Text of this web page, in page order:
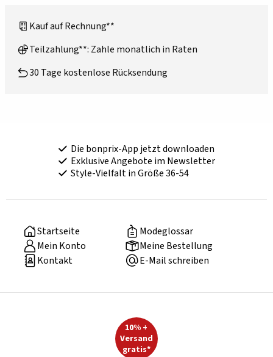
Kauf auf Rechnung**
Teilzahlung**: Zahle monatlich in Raten
30 Tage kostenlose Rücksendung
Die bonprix-App jetzt downloaden
Exklusive Angebote im Newsletter
Style-Vielfalt in Größe 36-54
Startseite
Modeglossar
Mein Konto
Meine Bestellung
Kontakt
E-Mail schreiben
10% +
Versand
gratis*